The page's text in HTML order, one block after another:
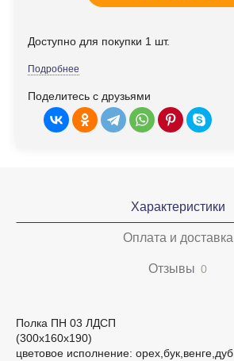
Доступно для покупки 1 шт.
Подробнее
Поделитесь с друзьями
Характеристики
Оплата и доставка
Отзывы 0
Полка ПН 03 ЛДСП
(300х160х190)
цветовое исполнение: орех,бук,венге,дуб.